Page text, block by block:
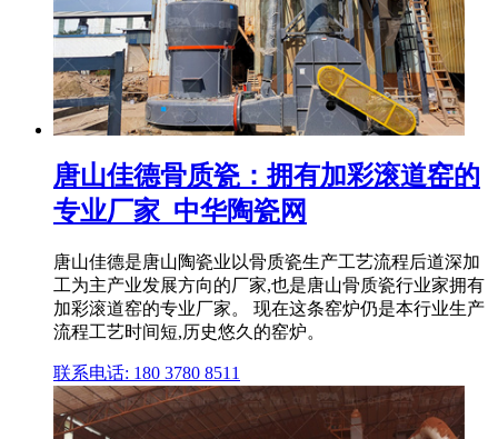
唐山佳德骨质瓷：拥有加彩滚道窑的
专业厂家_中华陶瓷网
唐山佳德是唐山陶瓷业以骨质瓷生产工艺流程后道深加
工为主产业发展方向的厂家,也是唐山骨质瓷行业家拥有
加彩滚道窑的专业厂家。 现在这条窑炉仍是本行业生产
流程工艺时间短,历史悠久的窑炉。
联系电话: 180 3780 8511